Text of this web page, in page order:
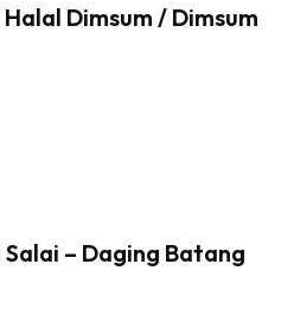
Dimsum / Dimsum
Salai – Daging Batang